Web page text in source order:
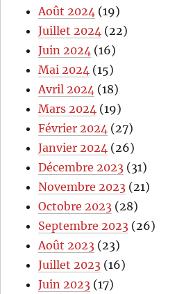
Août 2024 (19)
Juillet 2024 (22)
Juin 2024 (16)
Mai 2024 (15)
Avril 2024 (18)
Mars 2024 (19)
Février 2024 (27)
Janvier 2024 (26)
Décembre 2023 (31)
Novembre 2023 (21)
Octobre 2023 (28)
Septembre 2023 (26)
Août 2023 (23)
Juillet 2023 (16)
Juin 2023 (17)